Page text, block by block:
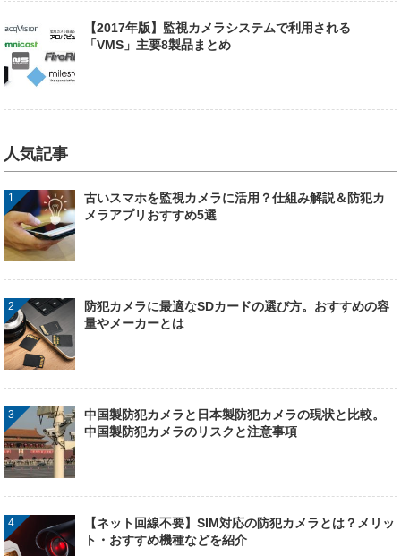
【2017年版】監視カメラシステムで利用される
「VMS」主要8製品まとめ
人気記事
古いスマホを監視カメラに活用？仕組み解説＆防犯カ
メラアプリおすすめ5選
防犯カメラに最適なSDカードの選び方。おすすめの容
量やメーカーとは
中国製防犯カメラと日本製防犯カメラの現状と比較。
中国製防犯カメラのリスクと注意事項
【ネット回線不要】SIM対応の防犯カメラとは？メリッ
ト・おすすめ機種などを紹介